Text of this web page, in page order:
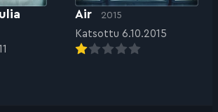
Air 2015
Katsottu 6.10.2015